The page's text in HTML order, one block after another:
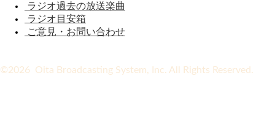
ラジオ過去の放送楽曲
ラジオ目安箱
ご意見・お問い合わせ
©2026 Oita Broadcasting System, Inc. All Rights Reserved.